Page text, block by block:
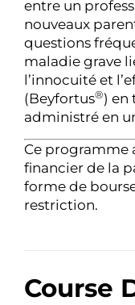
entre un
nouveaux
questions
maladie grave
l’innocuité et
(Beyfortus®) en
administré en
Ce programme
financier de la
forme de
restriction.
Course